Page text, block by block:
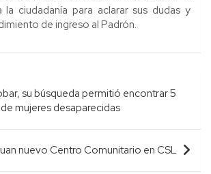
la ciudadanía para aclarar sus dudas y
de ingreso al Padrón.
su búsqueda permitió encontrar 5
mujeres desaparecidas
nuevo Centro Comunitario en CSL